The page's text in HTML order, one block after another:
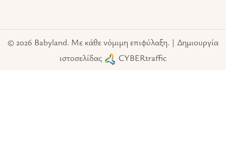
© 2026 Babyland. Με κάθε νόμιμη επιφύλαξη. | Δημιουργία
ιστοσελίδας
CYBERtraffic